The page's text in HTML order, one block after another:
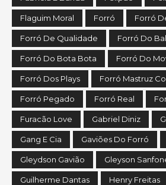
Flaguim Moral Forró Forró
Forró De Qualidade Forró Do
Forró Do Bota Bota Forró Do
Forró Dos Plays Forró Mastruz
Forró Pegado Forró Real
Furacão Love Gabriel Diniz
Gang E Cia Gaviões Do Forró
Gleydson Gavião Gleyson
Guilherme Dantas Henry Freitas